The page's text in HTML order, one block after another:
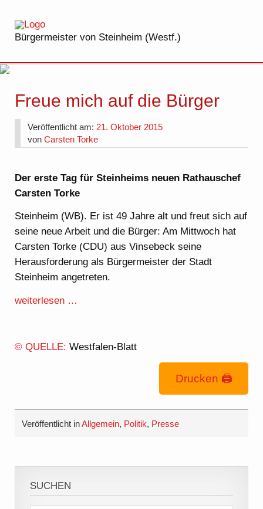
Bürgermeister von Steinheim (Westf.)
Freue mich auf die Bürger
Veröffentlicht am: 21. Oktober 2015
vonCarsten Torke
Der erste Tag für Steinheims neuen Rathauschef
Carsten Torke
Steinheim (WB). Er ist 49 Jahre alt und freut sich auf
seine neue Arbeit und die Bürger: Am Mittwoch hat
Carsten Torke (CDU) aus Vinsebeck seine
Herausforderung als Bürgermeister der Stadt
Steinheim angetreten.
weiterlesen …
© QUELLE:Westfalen-Blatt
Drucken 🖨
Veröffentlicht inAllgemein, Politik, Presse
SUCHEN